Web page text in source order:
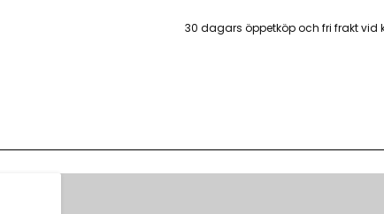
30 dagars öppetköp och fri frakt vid